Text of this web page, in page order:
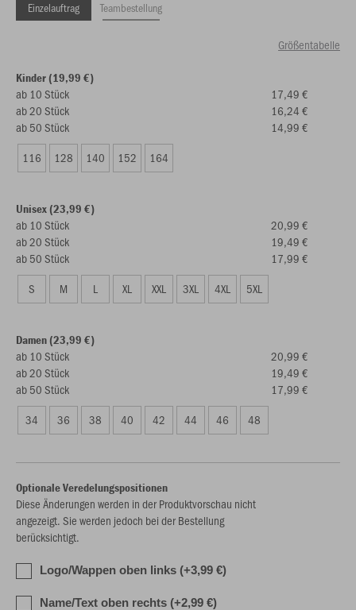
Einzelauftrag Teambestellung
Größentabelle
Kinder (19,99 €)
ab 10 Stück
17,49 €
ab 20 Stück
16,24 €
ab 50 Stück
14,99 €
116
128 140 152 164
Unisex (23,99 €)
ab 10 Stück
20,99 €
ab 20 Stück
19,49 €
ab 50 Stück
17,99 €
S
M L XL XXL 3XL 4XL 5XL
Damen (23,99 €)
ab 10 Stück
20,99 €
ab 20 Stück
19,49 €
ab 50 Stück
17,99 €
34
36 38 40 42 44 46 48
Optionale Veredelungspositionen
Diese Änderungen werden in der Produktvorschau nicht
angezeigt. Sie werden jedoch bei der Bestellung
berücksichtigt.
Logo/Wappen oben links (+3,99 €)
Name/Text oben rechts (+2,99 €)